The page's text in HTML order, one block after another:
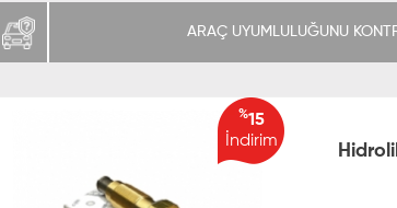
ARAÇ UYUMLULUĞUNU
%15
İndirim